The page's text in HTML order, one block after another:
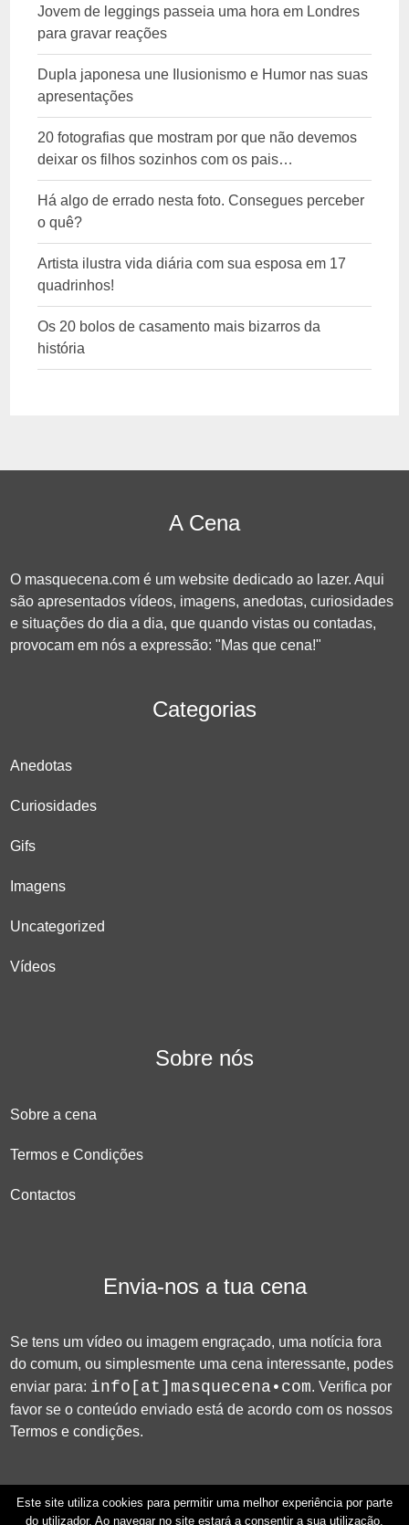
Jovem de leggings passeia uma hora em Londres
para gravar reações
Dupla japonesa une Ilusionismo e Humor nas suas
apresentações
20 fotografias que mostram por que não devemos
deixar os filhos sozinhos com os pais…
Há algo de errado nesta foto. Consegues perceber
o quê?
Artista ilustra vida diária com sua esposa em 17
quadrinhos!
Os 20 bolos de casamento mais bizarros da
história
A Cena
O masquecena.com é um website dedicado ao lazer. Aqui
são apresentados vídeos, imagens, anedotas, curiosidades
e situações do dia a dia, que quando vistas ou contadas,
provocam em nós a expressão: "Mas que cena!"
Categorias
Anedotas
Curiosidades
Gifs
Imagens
Uncategorized
Vídeos
Sobre nós
Sobre a cena
Termos e Condições
Contactos
Envia-nos a tua cena
Se tens um vídeo ou imagem engraçado, uma notícia fora
do comum, ou simplesmente uma cena interessante, podes
enviar para: info[at]masquecena•com. Verifica por
favor se o conteúdo enviado está de acordo com os nossos
Termos e condições.
Este site utiliza cookies para permitir uma melhor experiência por parte
do utilizador. Ao navegar no site estará a consentir a sua utilização.